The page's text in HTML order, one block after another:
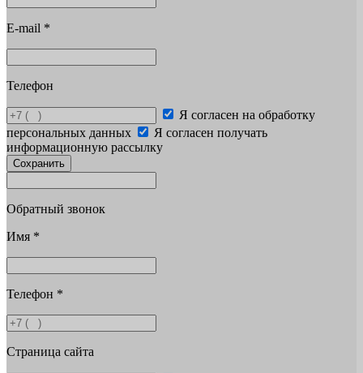
E-mail *
Телефон
Я согласен на обработку
персональных данных
Я согласен получать
информационную рассылку
Сохранить
Обратный звонок
Имя *
Телефон *
Страница сайта